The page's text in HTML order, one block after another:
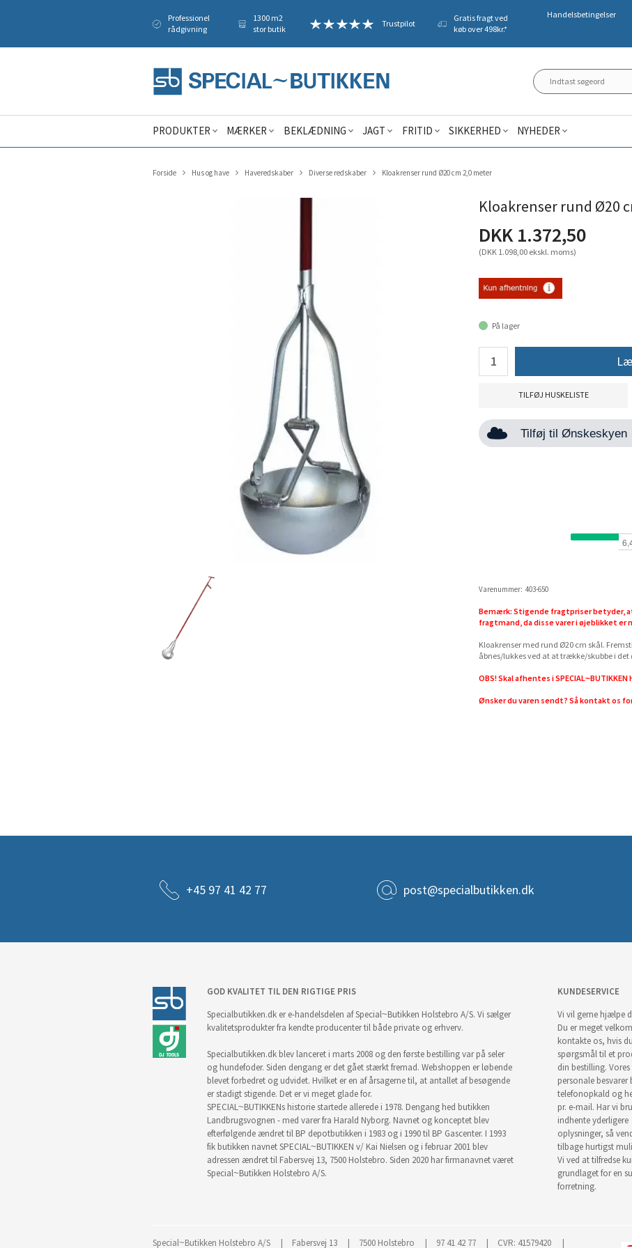
Professionel
rådgivning
1300 m2
stor butik
Trustpilot
Gratis fragt ved
køb over 498kr.*
Handelsbetingelser
PRODUKTER MÆRKER BEKLÆDNING JAGT FRITID SIKKERHED NYHEDER
Forside Hus og have Haveredskaber Diverse redskaber Kloakrenser rund Ø20 cm 2,0 meter
Kloakrenser rund Ø20
DKK 1.372,50
(DKK 1.098,00 ekskl. moms)
På lager
TILFØJ HUSKELISTE
Tilføj til Ønskeskyen
Varenummer: 403-650
Bemærk: Stigende fragtpriser betyder,
fragtmand, da disse varer i øjeblikket er
Kloakrenser med rund Ø20 cm skål.
åbnes/lukkes ved at at trække/skubbe i det
OBS! Skal afhentes i
Ønsker du varen sendt? Så kontakt os
+45 97 41 42 77 post@specialbutikken.dk
GOD KVALITET TIL DEN RIGTIGE PRIS
Specialbutikken.dk er e-handelsdelen af Special~Butikken Holstebro A/S. Vi sælger
kvalitetsprodukter fra kendte producenter til både private og erhverv.
Specialbutikken.dk blev lanceret i marts 2008 og den første bestilling var på seler
og hundefoder. Siden dengang er det gået stærkt fremad. Webshoppen er løbende
blevet forbedret og udvidet. Hvilket er en af årsagerne til, at antallet af besøgende
er stadigt stigende. Det er vi meget glade for.
SPECIAL~BUTIKKENs historie startede allerede i 1978. Dengang hed butikken
Landbrugsvognen - med varer fra Harald Nyborg. Navnet og konceptet blev
efterfølgende ændret til BP depotbutikken i 1983 og i 1990 til BP Gascenter. I 1993
fik butikken navnet SPECIAL~BUTIKKEN v/ Kai Nielsen og i februar 2001 blev
adressen ændret til Fabersvej 13, 7500 Holstebro. Siden 2020 har firmanavnet været
Special~Butikken Holstebro A/S.
KUNDESERVICE
Vi vil gerne hjælpe
Du er meget
kontakte os, hvis
spørgsmål til et
din bestilling.
personale besvarer
telefonopkald og
pr. e-mail. Har vi
indhente yderligere
oplysninger, så
tilbage hurtigst
Vi ved at tilfredse
grundlaget for en
forretning.
Special~Butikken Holstebro A/S Fabersvej 13 7500 Holstebro 97 41 42 77 CVR: 41579420